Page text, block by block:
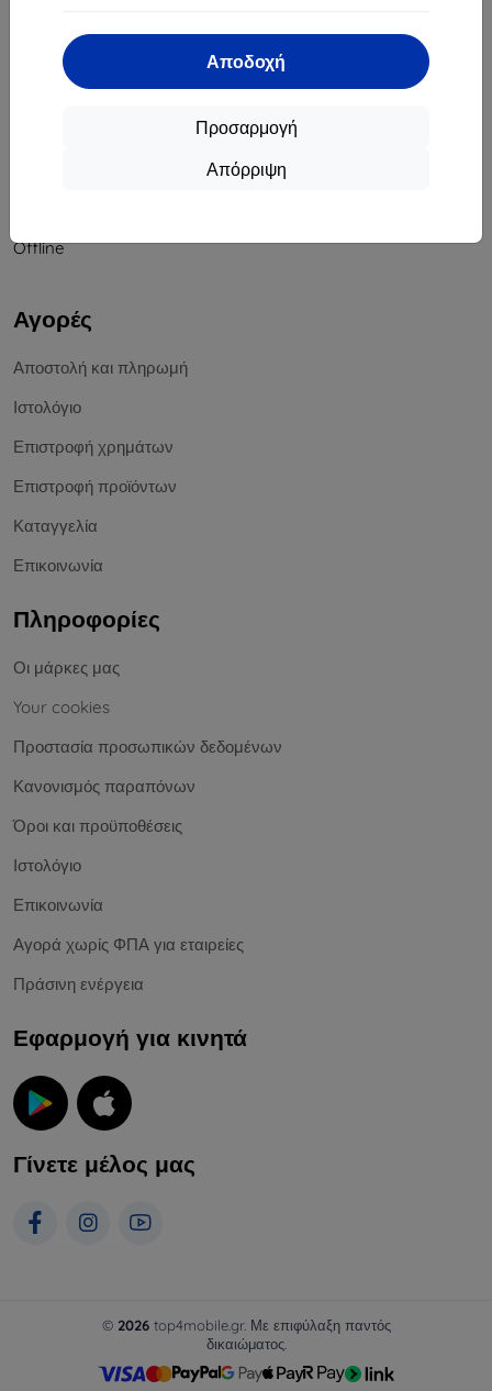
Αποδοχή
Προσαρμογή
Απόρριψη
Επικοινωνία
info@top4mobile.eu
Offline
Αγορές
Αποστολή και πληρωμή
Ιστολόγιο
Επιστροφή χρημάτων
Επιστροφή προϊόντων
Καταγγελία
Επικοινωνία
Πληροφορίες
Οι μάρκες μας
Your cookies
Προστασία προσωπικών δεδομένων
Κανονισμός παραπόνων
Όροι και προϋποθέσεις
Ιστολόγιο
Επικοινωνία
Αγορά χωρίς ΦΠΑ για εταιρείες
Πράσινη ενέργεια
Εφαρμογή για κινητά
Γίνετε μέλος μας
© 2026top4mobile.gr. Με επιφύλαξη παντός
δικαιώματος.